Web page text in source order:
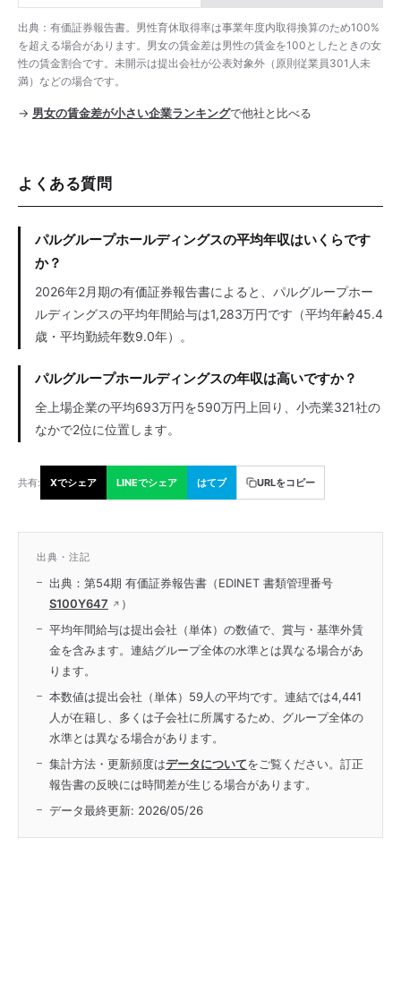
出典：有価証券報告書。男性育休取得率は事業年度内取得換算のため100%
を超える場合があります。男女の賃金差は男性の賃金を100としたときの女
性の賃金割合です。未開示は提出会社が公表対象外（原則従業員301人未
満）などの場合です。
→ 男女の賃金差が小さい企業ランキングで他社と比べる
よくある質問
パルグループホールディングスの平均年収はいくらです
か？
2026年2月期の有価証券報告書によると、パルグループホー
ルディングスの平均年間給与は1,283万円です（平均年齢45.4
歳・平均勤続年数9.0年）。
パルグループホールディングスの年収は高いですか？
全上場企業の平均693万円を590万円上回り、小売業321社の
なかで2位に位置します。
共有: Xでシェア LINEでシェア はてブ URLをコピー
出典・注記
出典：第54期 有価証券報告書（EDINET 書類管理番号
S100Y647
）
平均年間給与は提出会社（単体）の数値で、賞与・基準外賃
金を含みます。連結グループ全体の水準とは異なる場合があ
ります。
本数値は提出会社（単体）59人の平均です。連結では4,441
人が在籍し、多くは子会社に所属するため、グループ全体の
水準とは異なる場合があります。
集計方法・更新頻度はデータについてをご覧ください。訂正
報告書の反映には時間差が生じる場合があります。
データ最終更新: 2026/05/26